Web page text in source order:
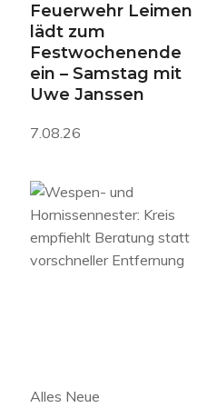
Feuerwehr Leimen
lädt zum
Festwochenende
ein – Samstag mit
Uwe Janssen
7.08.26
Alles Neue